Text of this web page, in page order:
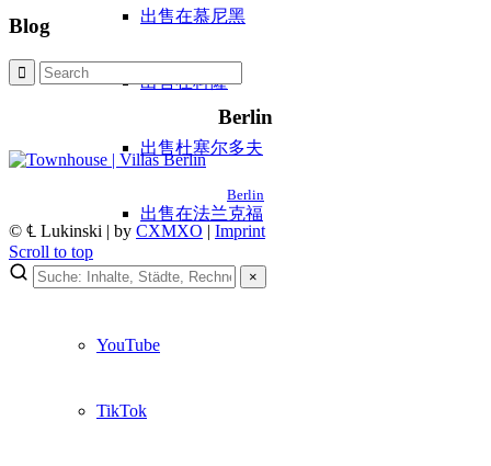
出售在慕尼黑
出售在科隆
出售杜塞尔多夫
出售在法兰克福
中介？
YouTube
TikTok
Blog
Berlin
Berlin
© ℄ Lukinski | by CXMXO | Imprint
Scroll to top
×